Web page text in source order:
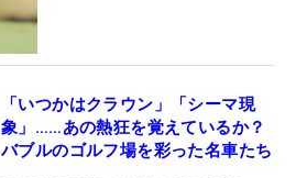
「いつかはクラウン」「シーマ現
象」……あの熱狂を覚えているか？
バブルのゴルフ場を彩った名車たち